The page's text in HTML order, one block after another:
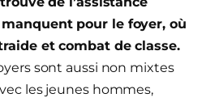
ntpour le foyer, où
et combat de classe.
sont aussi non mixtes
les jeunes hommes,